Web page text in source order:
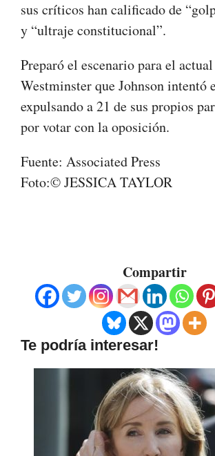
sus críticos han calificado de
y “ultraje constitucional”.
Preparó el escenario para el
Westminster que Johnson intentó
expulsando a 21 de sus propios
por votar con la oposición.
Fuente: Associated Press
Foto:© JESSICA TAYLOR
Compartir
Te podría interesar!